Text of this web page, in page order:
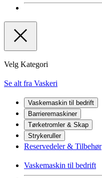
Velg Kategori
Se alt fra Vaskeri
Vaskemaskin til bedrift
Barrieremaskiner
Tørketromler & Skap
Strykeruller
Reservedeler & Tilbehør
Vaskemaskin til bedrift